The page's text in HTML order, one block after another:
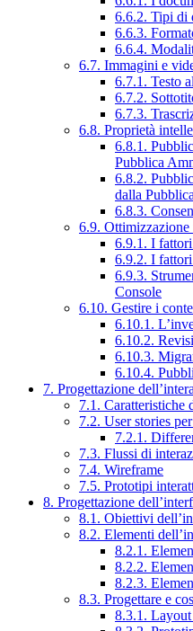
6.6.2. Tipi di
6.6.3.
6.6.4.
6.7. Immagini e
6.7.1. Testo
6.7.2.
6.7.3.
6.8. Proprietà
6.8.1.
Pubblica
6.8.2.
dalla
6.8.3.
6.9.
6.9.1. I fattori
6.9.2. I fattori
6.9.3.
Console
6.10. Gestire i
6.10.1.
6.10.2.
6.10.3.
6.10.4.
7. Progettazione
7.1. Caratteristiche
7.2. User stories
7.2.1.
7.3. Flussi di
7.4. Wireframe
7.5. Prototipi
8. Progettazione
8.1. Obiettivi
8.2. Elementi
8.2.1.
8.2.2.
8.2.3.
8.3. Progettare e
8.3.1.